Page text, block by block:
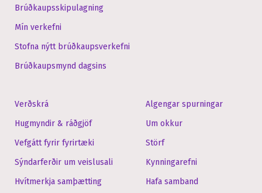
Brúðkaupsskipulagning
Mín verkefni
Stofna nýtt brúðkaupsverkefni
Brúðkaupsmynd dagsins
Verðskrá
Hugmyndir & ráðgjöf
Vefgátt fyrir fyrirtæki
Sýndarferðir um veislusali
Hvítmerkja samþætting
Algengar spurningar
Um okkur
Störf
Kynningarefni
Hafa samband